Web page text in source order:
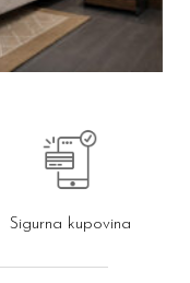
Sigurna kupovina